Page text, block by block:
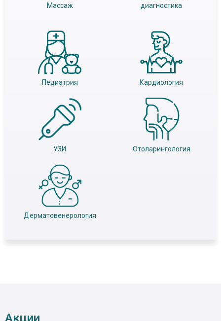
Массаж
диагностика
Педиатрия
УЗИ
Дерматовенерология
Кардиология
Отоларингология
Акции